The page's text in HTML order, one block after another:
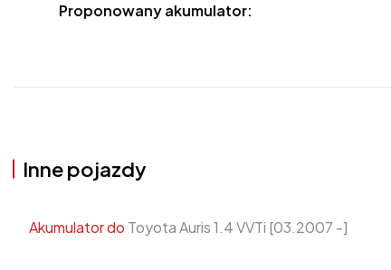
Proponowany akumulator:
Inne pojazdy
Akumulator do Toyota Auris 1.4 VVTi [03.2007 -]